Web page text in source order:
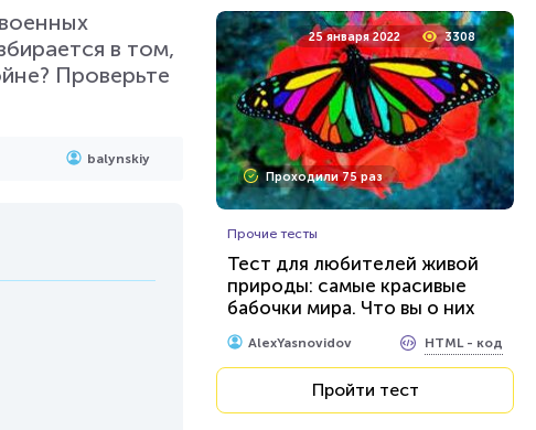
в том,
Проверьте
balynskiy
25 января 2022 3308
Проходили 75 раз
Прочие тесты
Тест для любителей живой
природы: самые красивые
бабочки мира. Что вы о них
знаете?
AlexYasnovidov HTML - код
Пройти тест